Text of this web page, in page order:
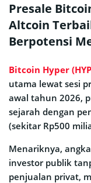
Presale
Altcoin
Berpotensi
Bitcoin Hyper
utama lewat sesi
awal tahun 2026,
sejarah dengan
(sekitar Rp500
Menariknya,
investor publik
penjualan privat,